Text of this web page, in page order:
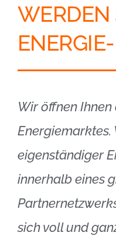
WERDEN
Wir öffnen
Energiemarktes.
eigenständiger
innerhalb eines
sich voll und